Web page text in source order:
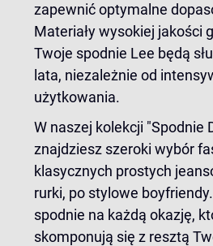
zapewnić optymalne
Materiały wysokiej jakości
Twoje spodnie Lee będą
lata, niezależnie od
użytkowania.
W naszej kolekcji "Spodnie
znajdziesz szeroki wybór
klasycznych prostych
rurki, po stylowe
spodnie na każdą okazję,
skomponują się z resztą